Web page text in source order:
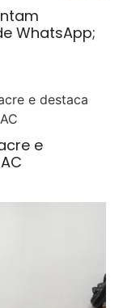
WhatsApp;
e